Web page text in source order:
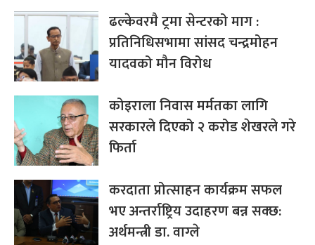
ढल्केवरमै ट्रमा सेन्टरको माग :
प्रतिनिधिसभामा सांसद चन्द्रमोहन
यादवको मौन विरोध
कोइराला निवास मर्मतका लागि
सरकारले दिएको २ करोड शेखरले गरे
फिर्ता
करदाता प्रोत्साहन कार्यक्रम सफल
भए अन्तर्राष्ट्रिय उदाहरण बन्न सक्छ:
अर्थमन्त्री डा. वाग्ले